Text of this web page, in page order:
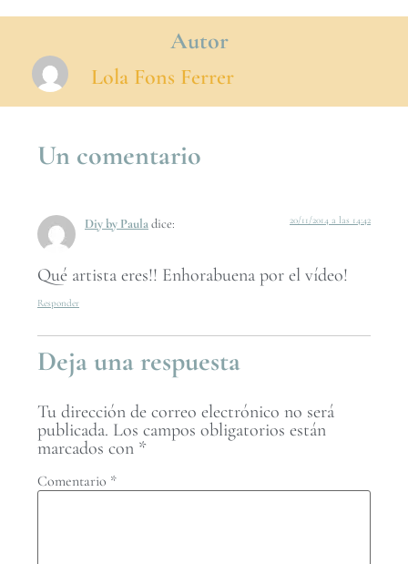
Autor
Lola Fons Ferrer
Un comentario
Diy by Pauladice: 20/11/2014 a las 14:42
Qué artista eres!! Enhorabuena por el vídeo!
Responder
Deja una respuesta
Tu dirección de correo electrónico no será
publicada. Los campos obligatorios están
marcados con *
Comentario *